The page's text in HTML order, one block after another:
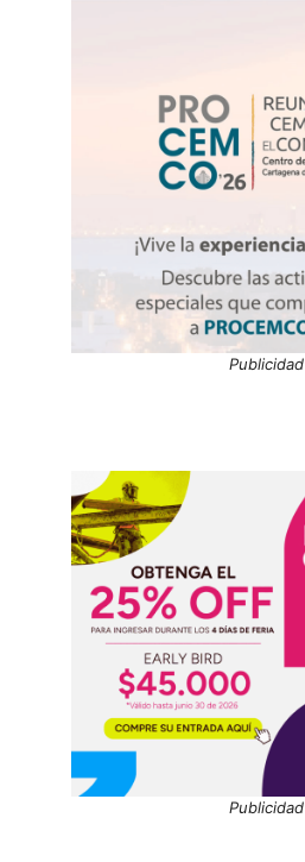
Publicidad
Publicidad